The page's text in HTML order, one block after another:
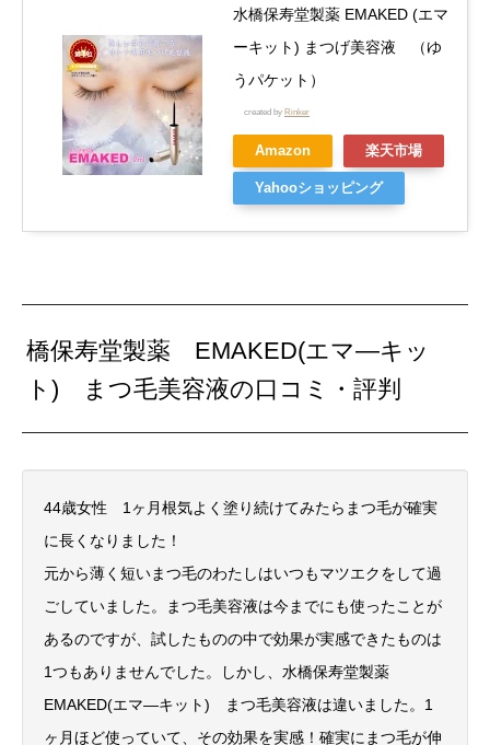
水橋保寿堂製薬 EMAKED (エマ
ーキット) まつげ美容液 （ゆ
うパケット）
created by Rinker
Amazon 楽天市場
Yahooショッピング
橋保寿堂製薬 EMAKED(エマ―キッ
ト) まつ毛美容液の口コミ・評判
44歳女性 1ヶ月根気よく塗り続けてみたらまつ毛が確実
に長くなりました！
元から薄く短いまつ毛のわたしはいつもマツエクをして過
ごしていました。まつ毛美容液は今までにも使ったことが
あるのですが、試したものの中で効果が実感できたものは
1つもありませんでした。しかし、水橋保寿堂製薬
EMAKED(エマ―キット) まつ毛美容液は違いました。1
ヶ月ほど使っていて、その効果を実感！確実にまつ毛が伸